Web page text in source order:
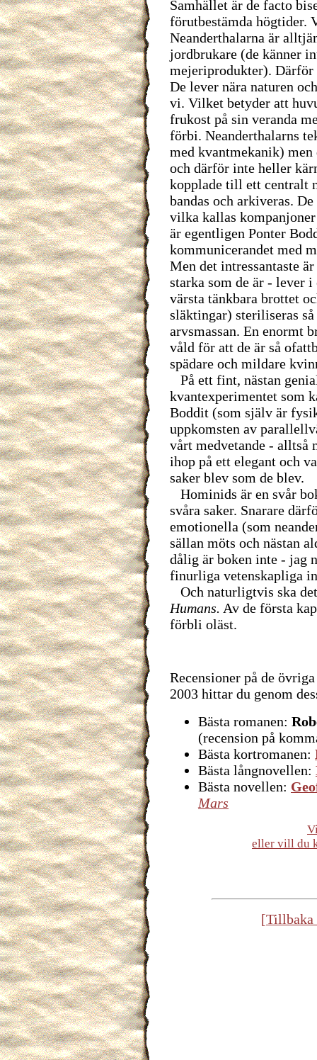
Samhället är de facto
förutbestämda högtider.
Neanderthalarna är
jordbrukare (de känner
mejeriprodukter). Därför
De lever nära naturen
vi. Vilket betyder att
frukost på sin veranda
förbi. Neanderthalarns
med kvantmekanik)
och därför inte heller
kopplade till ett centralt
bandas och arkiveras.
vilka kallas
är egentligen Ponter
kommunicerandet med
Men det intressantaste
starka som de är - lever
värsta tänkbara brottet
släktingar) steriliseras
arvsmassan. En enormt
våld för att de är så
spädare och mildare
På ett fint, nästan
kvantexperimentet som
Boddit (som själv är
uppkomsten av
vårt medvetande -
ihop på ett elegant och
saker blev som de blev.
Hominids är en svår
svåra saker. Snarare
emotionella (som
sällan möts och nästan
dålig är boken inte - jag
finurliga vetenskapliga
Och naturligtvis ska
Humans. Av de första
förbli oläst.
Recensioner på de
2003 hittar du genom
Bästa romanen:
(recension på
Bästa kortromanen:
Bästa långnovellen:
Bästa novellen:
Mars
eller vill du
[Tillbaka